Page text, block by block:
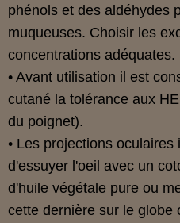
phénols et des aldéhydes
muqueuses. Choisir les
concentrations adéquates.
• Avant utilisation il est
cutané la tolérance aux
du poignet).
• Les projections
d'essuyer l'oeil avec un
d'huile végétale pure ou
cette dernière sur le globe